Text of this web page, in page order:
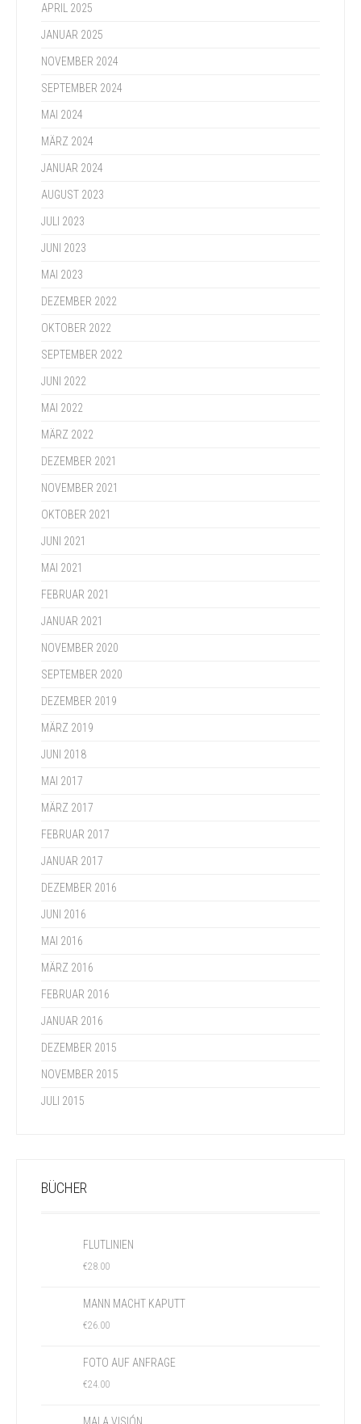
APRIL 2025
JANUAR 2025
NOVEMBER 2024
SEPTEMBER 2024
MAI 2024
MÄRZ 2024
JANUAR 2024
AUGUST 2023
JULI 2023
JUNI 2023
MAI 2023
DEZEMBER 2022
OKTOBER 2022
SEPTEMBER 2022
JUNI 2022
MAI 2022
MÄRZ 2022
DEZEMBER 2021
NOVEMBER 2021
OKTOBER 2021
JUNI 2021
MAI 2021
FEBRUAR 2021
JANUAR 2021
NOVEMBER 2020
SEPTEMBER 2020
DEZEMBER 2019
MÄRZ 2019
JUNI 2018
MAI 2017
MÄRZ 2017
FEBRUAR 2017
JANUAR 2017
DEZEMBER 2016
JUNI 2016
MAI 2016
MÄRZ 2016
FEBRUAR 2016
JANUAR 2016
DEZEMBER 2015
NOVEMBER 2015
JULI 2015
BÜCHER
FLUTLINIEN
€28.00
MANN MACHT KAPUTT
€26.00
FOTO AUF ANFRAGE
€24.00